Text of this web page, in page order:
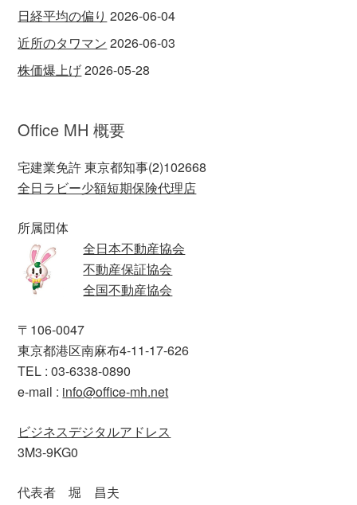
日経平均の偏り 2026-06-04
近所のタワマン 2026-06-03
株価爆上げ2026-05-28
Office MH 概要
宅建業免許 東京都知事(2)102668
全日ラビー少額短期保険代理店
所属団体
全日本不動産協会
不動産保証協会
全国不動産協会
〒106-0047
東京都港区南麻布4-11-17-626
TEL : 03-6338-0890
e-mail : info@office-mh.net
ビジネスデジタルアドレス
3M3-9KG0
代表者 堀 昌夫